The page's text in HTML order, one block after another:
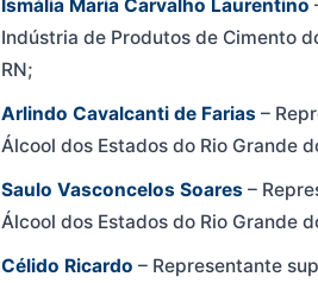
Ismália Maria Carvalho Laurentino
Indústria de Produtos de Cimento
RN;
Arlindo Cavalcanti de Farias –
Álcool dos Estados do Rio Grande
Saulo Vasconcelos Soares –
Álcool dos Estados do Rio Grande
Célido Ricardo – Representante